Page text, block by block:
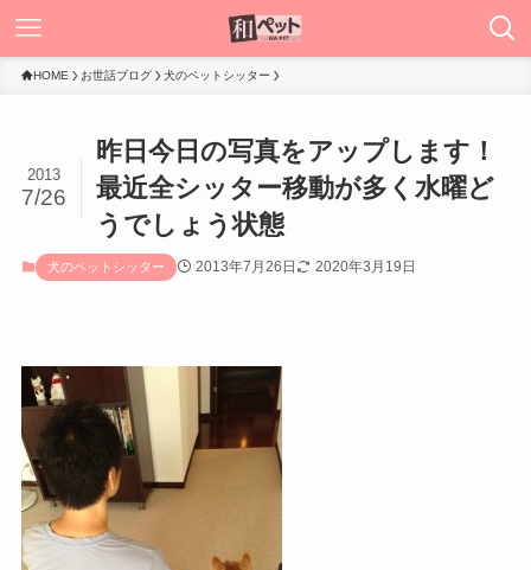
HOME お世話ブログ 犬のペットシッター
昨日今日の写真をアップします！
最近全シッター移動が多く水曜ど
うでしょう状態
2013
7/26
犬のペットシッター 2013年7月26日 2020年3月19日